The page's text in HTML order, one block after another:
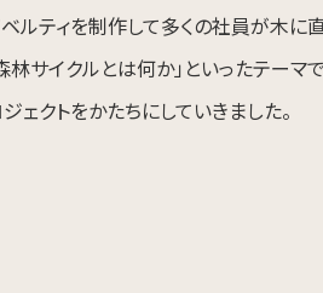
ルティを制作して多くの社員が木に
林サイクルとは何か」といったテー
ェクトをかたちにしていきました。